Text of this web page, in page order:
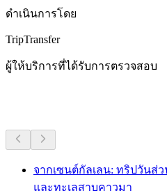
ดำเนินการโดย
TripTransfer
ผู้ให้บริการที่ได้รับการตรวจสอบ
จากเซนต์กัลเลน: ทริปวันส่
และทะเลสาบคาวมา